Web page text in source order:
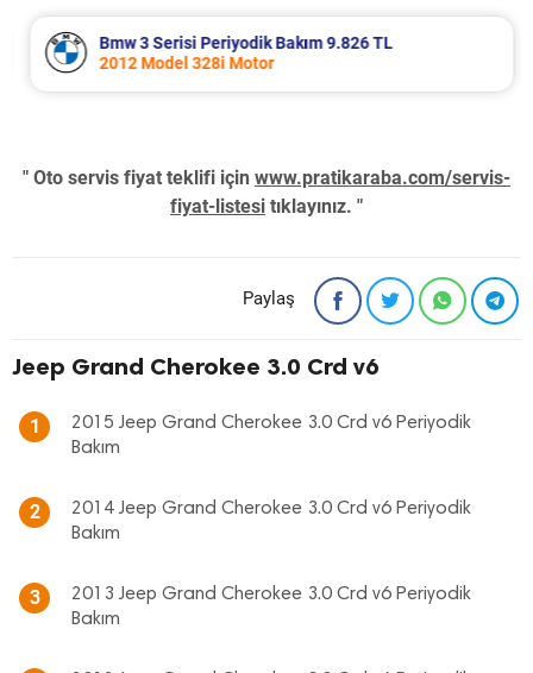
Bmw 3 Serisi Periyodik Bakım 9.826 TL
2012 Model 328i Motor
" Oto servis fiyat teklifi için www.pratikaraba.com/servis-
fiyat-listesi tıklayınız. "
Paylaş
Jeep Grand Cherokee 3.0 Crd v6
1
2015 Jeep Grand Cherokee 3.0 Crd v6 Periyodik
Bakım
2
2014 Jeep Grand Cherokee 3.0 Crd v6 Periyodik
Bakım
3
2013 Jeep Grand Cherokee 3.0 Crd v6 Periyodik
Bakım